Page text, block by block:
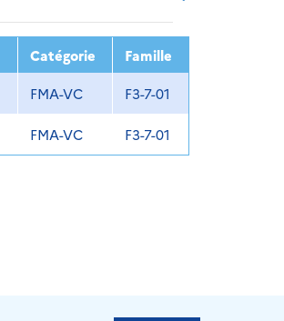
2022 2023
Catégorie
Famille
FMA-VC F3-7-01
FMA-VC F3-7-01